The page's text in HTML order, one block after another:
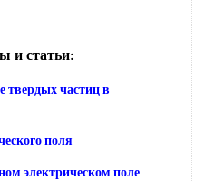
и статьи:
твердых частиц в
поля
электрическом поле